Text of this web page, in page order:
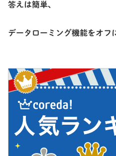
答えは簡単、
データローミング機能をオフ